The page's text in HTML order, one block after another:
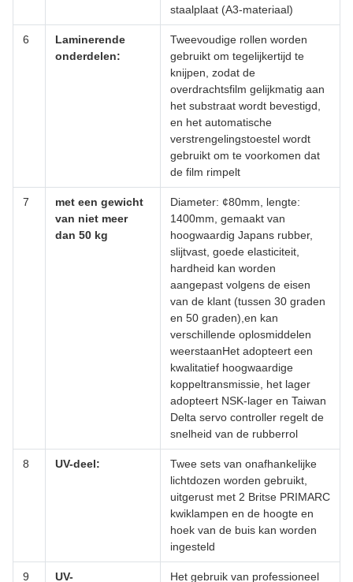
staalplaat (A3-materiaal)
6
Laminerende
onderdelen:
Tweevoudige rollen worden
gebruikt om tegelijkertijd te
knijpen, zodat de
overdrachtsfilm gelijkmatig aan
het substraat wordt bevestigd,
en het automatische
verstrengelingstoestel wordt
gebruikt om te voorkomen dat
de film rimpelt
7
met een gewicht
van niet meer
dan 50 kg
Diameter: ¢80mm, lengte:
1400mm, gemaakt van
hoogwaardig Japans rubber,
slijtvast, goede elasticiteit,
hardheid kan worden
aangepast volgens de eisen
van de klant (tussen 30 graden
en 50 graden),en kan
verschillende oplosmiddelen
weerstaanHet adopteert een
kwalitatief hoogwaardige
koppeltransmissie, het lager
adopteert NSK-lager en Taiwan
Delta servo controller regelt de
snelheid van de rubberrol
8 UV-deel:
Twee sets van onafhankelijke
lichtdozen worden gebruikt,
uitgerust met 2 Britse PRIMARC
kwiklampen en de hoogte en
hoek van de buis kan worden
ingesteld
9 UV- Het gebruik van professioneel